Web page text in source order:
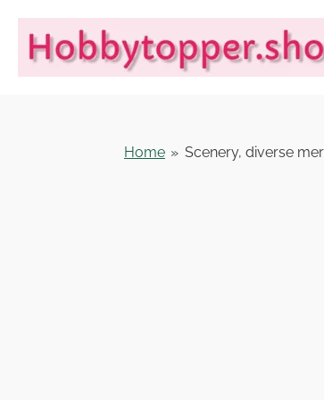
Ga
direct
naar
Home » Scenery, diverse